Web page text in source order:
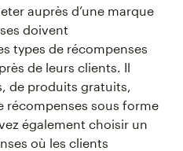
auprès d’une marque
doivent
types de récompenses
de leurs clients. Il
de produits gratuits,
récompenses sous forme
également choisir un
où les clients